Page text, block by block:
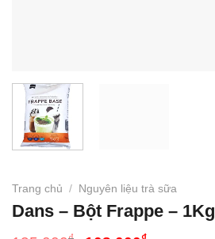
Trang chủ / Nguyên liệu trà sữa
Dans – Bột Frappe – 1Kg